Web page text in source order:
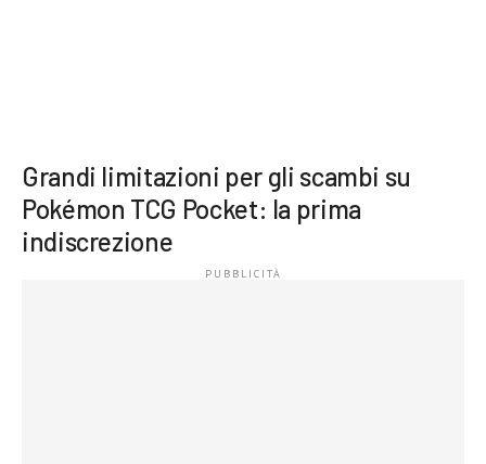
Grandi limitazioni per gli scambi su
Pokémon TCG Pocket: la prima
indiscrezione